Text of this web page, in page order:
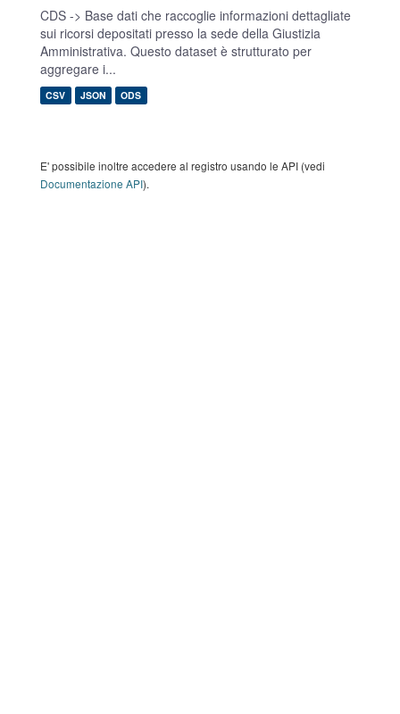
CDS -> Base dati che raccoglie informazioni dettagliate
sui ricorsi depositati presso la sede della Giustizia
Amministrativa. Questo dataset è strutturato per
aggregare i...
CSV JSON ODS
E' possibile inoltre accedere al registro usando le API (vedi
Documentazione API).